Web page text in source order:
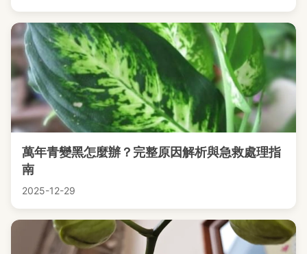
萬年青變黑怎麼辦？完整原因解析與急救處理指
南
2025-12-29